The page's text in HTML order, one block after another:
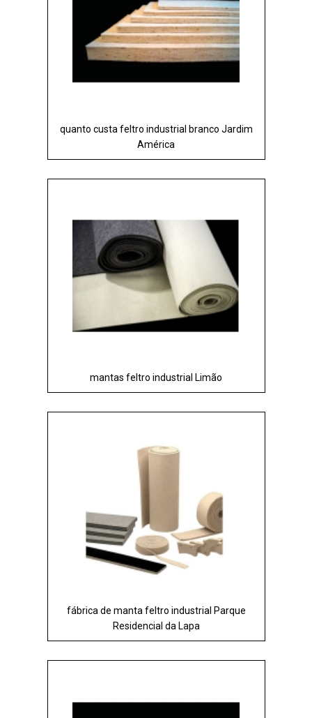
quanto custa feltro industrial branco Jardim
América
mantas feltro industrial Limão
fábrica de manta feltro industrial Parque
Residencial da Lapa